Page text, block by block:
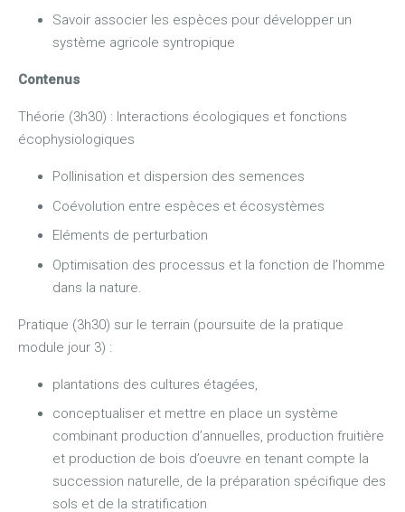
Savoir associer les espèces pour développer un
système agricole syntropique
Contenus
Théorie (3h30) : Interactions écologiques et fonctions
écophysiologiques
Pollinisation et dispersion des semences
Coévolution entre espèces et écosystèmes
Eléments de perturbation
Optimisation des processus et la fonction de l’homme
dans la nature.
Pratique (3h30) sur le terrain (poursuite de la pratique
module jour 3) :
plantations des cultures étagées,
conceptualiser et mettre en place un système
combinant production d’annuelles, production fruitière
et production de bois d’oeuvre en tenant compte la
succession naturelle, de la préparation spécifique des
sols et de la stratification